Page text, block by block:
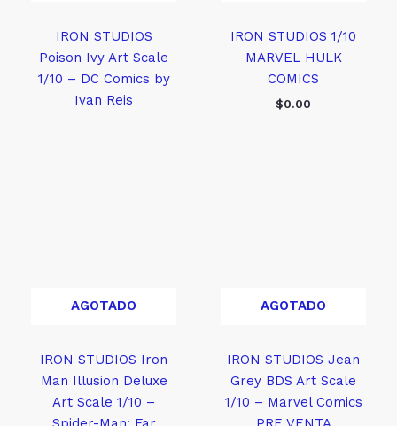
IRON STUDIOS
Poison Ivy Art Scale
1/10 – DC Comics by
Ivan Reis
IRON STUDIOS 1/10
MARVEL HULK
COMICS
$0.00
AGOTADO
IRON STUDIOS Iron
Man Illusion Deluxe
Art Scale 1/10 –
AGOTADO
IRON STUDIOS Jean
Grey BDS Art Scale
1/10 – Marvel Comics